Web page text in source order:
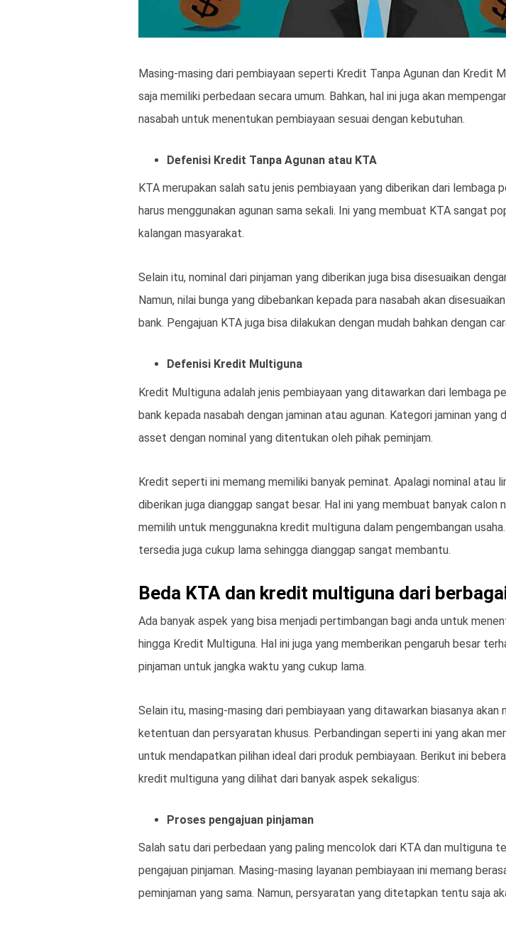
Masing-masing dari pembiayaan seperti Kredit Tanpa Agunan dan Kredit
saja memiliki perbedaan secara umum. Bahkan, hal ini juga akan
nasabah untuk menentukan pembiayaan sesuai dengan kebutuhan.
Defenisi Kredit Tanpa Agunan atau KTA
KTA merupakan salah satu jenis pembiayaan yang diberikan dari lembaga
harus menggunakan agunan sama sekali. Ini yang membuat KTA sangat
kalangan masyarakat.
Selain itu, nominal dari pinjaman yang diberikan juga bisa disesuaikan
Namun, nilai bunga yang dibebankan kepada para nasabah akan
bank. Pengajuan KTA juga bisa dilakukan dengan mudah bahkan dengan
Defenisi Kredit Multiguna
Kredit Multiguna adalah jenis pembiayaan yang ditawarkan dari lembaga
bank kepada nasabah dengan jaminan atau agunan. Kategori jaminan yang
asset dengan nominal yang ditentukan oleh pihak peminjam.
Kredit seperti ini memang memiliki banyak peminat. Apalagi nominal atau
diberikan juga dianggap sangat besar. Hal ini yang membuat banyak calon
memilih untuk menggunakna kredit multiguna dalam pengembangan
tersedia juga cukup lama sehingga dianggap sangat membantu.
Beda KTA dan kredit multiguna dari
Ada banyak aspek yang bisa menjadi pertimbangan bagi anda untuk
hingga Kredit Multiguna. Hal ini juga yang memberikan pengaruh besar
pinjaman untuk jangka waktu yang cukup lama.
Selain itu, masing-masing dari pembiayaan yang ditawarkan biasanya akan
ketentuan dan persyaratan khusus. Perbandingan seperti ini yang akan
untuk mendapatkan pilihan ideal dari produk pembiayaan. Berikut ini
kredit multiguna yang dilihat dari banyak aspek sekaligus:
Proses pengajuan pinjaman
Salah satu dari perbedaan yang paling mencolok dari KTA dan multiguna
pengajuan pinjaman. Masing-masing layanan pembiayaan ini memang
peminjaman yang sama. Namun, persyaratan yang ditetapkan tentu saja